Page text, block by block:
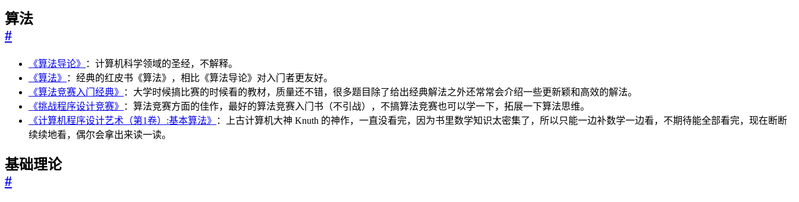
算法
#
《算法导论》
：计算机科学领域的圣经，不解释。
《算法》
：经典的红皮书《算法》，相比《算法导论》对入门者更友好。
《算法竞赛入门经典》
：大学时候搞比赛的时候看的教材，质量还不错，很多题目除了给出经典解法之外还常常会介绍一些更新颖和高效的解法。
《挑战程序设计竞赛》
：算法竞赛方面的佳作，最好的算法竞赛入门书（不引战），不搞算法竞赛也可以学一下，拓展一下算法思维。
《计算机程序设计艺术（第1卷）:基本算法》
：上古计算机大神 Knuth 的神作，一直没看完，因为书里数学知识太密集了，所以只能一边补数学一边看，不期待能全部看完，现在断断
续续地看，偶尔会拿出来读一读。
基础理论
#